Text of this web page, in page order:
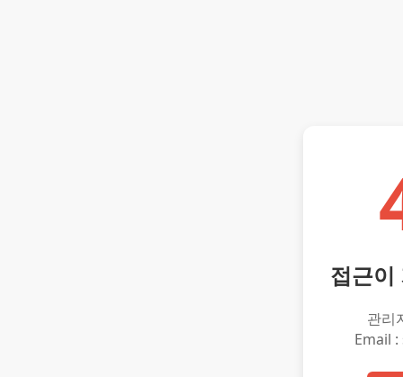
접근이
관리
Email